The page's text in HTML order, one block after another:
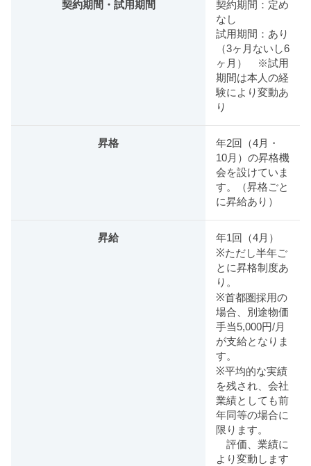
契約期間・試用期間
契約期間：定め
なし
試用期間：あり
（3ヶ月ないし6
ヶ月） ※試用
期間は本人の経
験により変動あ
り
昇格
年2回（4月・
10月）の昇格機
会を設けていま
す。（昇格ごと
に昇給あり）
昇給
年1回（4月）
※ただし半年ご
とに昇格制度あ
り。
※首都圏採用の
場合、別途物価
手当5,000円/月
が支給となりま
す。
※平均的な実績
を残され、会社
業績としても前
年同等の場合に
限ります。
評価、業績に
より変動します